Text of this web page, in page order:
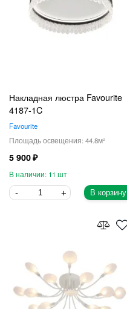
Накладная люстра Favourite
4187-1C
Favourite
44.8
5 900
11
В корзину